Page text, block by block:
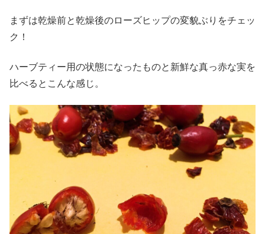
まずは乾燥前と乾燥後のローズヒップの変貌ぶりをチェッ
ク！
ハーブティー用の状態になったものと新鮮な真っ赤な実を
比べるとこんな感じ。